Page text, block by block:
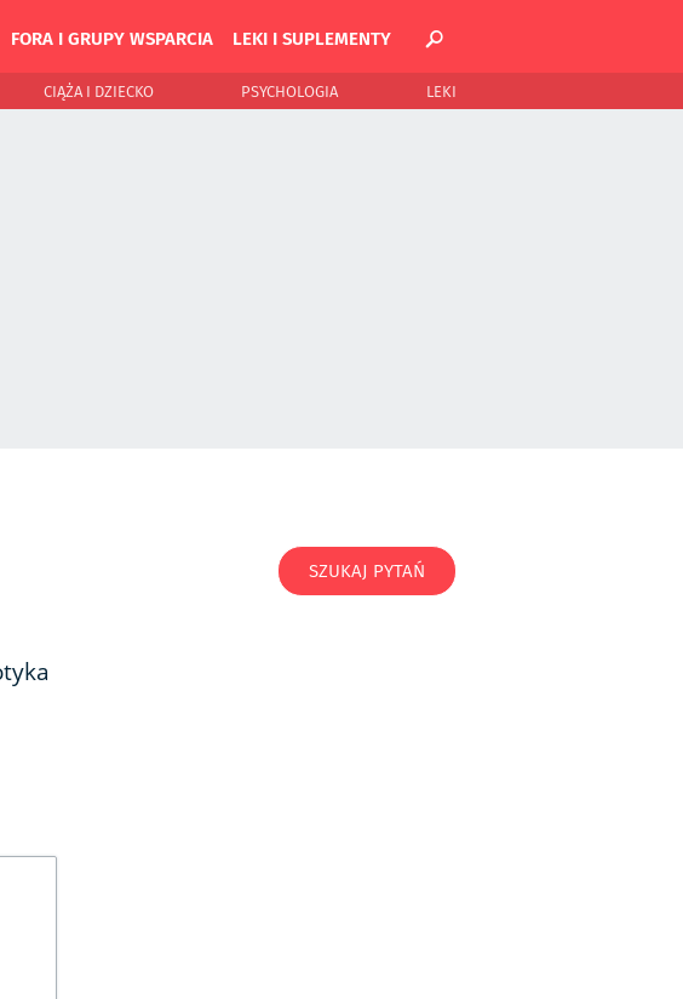
FORA I GRUPY WSPARCIA LEKI I SUPLEMENTY
CIĄŻA I DZIECKO PSYCHOLOGIA LEKI
SZUKAJ PYTAŃ